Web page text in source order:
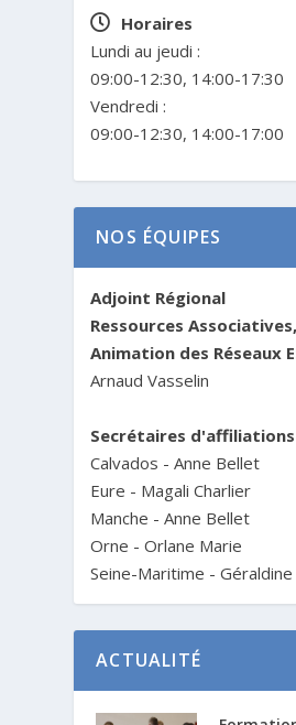
Horaires
Lundi au jeudi :
09:00-12:30, 14:00-17:30
Vendredi :
09:00-12:30, 14:00-17:00
NOS ÉQUIPES
Adjoint Régional
Ressources Associatives,
Animation des Réseaux
Arnaud Vasselin
Secrétaires
Calvados - Anne Bellet
Eure - Magali Charlier
Manche - Anne Bellet
Orne - Orlane Marie
Seine-Maritime - Géraldine
ACTUALITÉ